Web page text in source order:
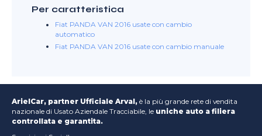
Per caratteristica
Fiat PANDA VAN 2016 usate con cambio
automatico
Fiat PANDA VAN 2016 usate con cambio manuale
ArielCar, partner Ufficiale Arval, è la più grande rete di vendita
nazionale di Usato Aziendale Tracciabile, le uniche auto a filiera
controllata e garantita.